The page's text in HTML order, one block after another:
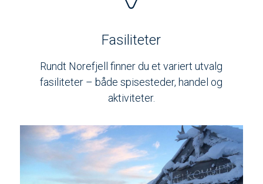
Fasiliteter
Rundt Norefjell finner du et variert utvalg
fasiliteter – både spisesteder, handel og
aktiviteter.